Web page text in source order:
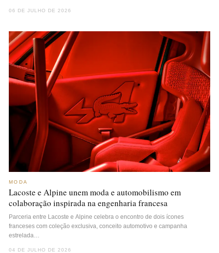
06 DE JULHO DE 2026
MODA
Lacoste e Alpine unem moda e automobilismo em
colaboração inspirada na engenharia francesa
Parceria entre Lacoste e Alpine celebra o encontro de dois ícones
franceses com coleção exclusiva, conceito automotivo e campanha
estrelada…
04 DE JULHO DE 2026